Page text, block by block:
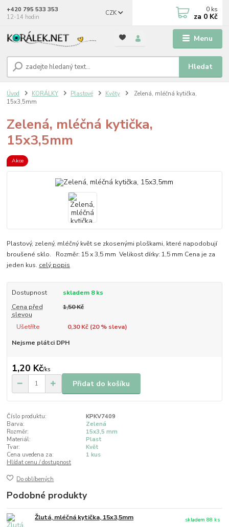
Menu
CZK
Hledat
+420 795 533 353
12-14 hodin
0 ks
za 0 Kč
Úvod KORÁLKY Plastové Květy
Zelená, mléčná kytička,
15x3,5mm
Zelená, mléčná kytička,
15x3,5mm
Akce
Plastový, zelený, mléčný květ se zkosenými ploškami, které napodobují
broušené sklo. Rozměr: 15 x 3,5 mm Velikost dírky: 1,5 mm Cena je za
jeden kus. celý popis
Dostupnost
skladem 8 ks
Cena před
slevou
1,50 Kč
Ušetříte 0,30 Kč (20% sleva)
Nejsme plátci DPH
1,20 Kč/ks
Přidat do košíku
Číslo produktu:
KPKV7409
Barva:
Zelená
Rozměr:
15x3,5 mm
Materiál:
Plast
Tvar:
Květ
Cena uvedena za:
1 kus
Hlídat cenu / dostupnost
Do oblíbených
Podobné produkty
Žlutá, mléčná kytička, 15x3,5mm
skladem 88 ks